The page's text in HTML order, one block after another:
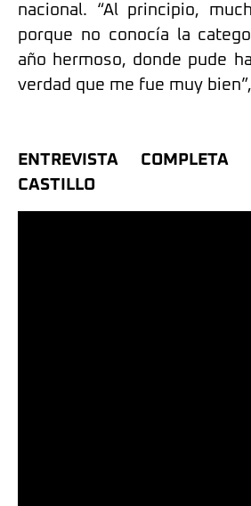
nacional. “Al principio,
porque no conocía la
año hermoso, donde pude
verdad que me fue muy
ENTREVISTA COMPLETA
CASTILLO